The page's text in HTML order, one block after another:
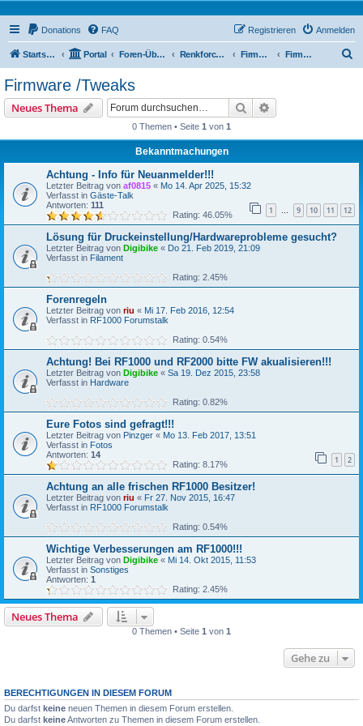
Donations FAQ Anmelden
Registrieren
Startseite Portal Foren-Übersicht Renkforce RF1000 Forum Firmware / Tweaks Firmware /Tweaks
Firmware /Tweaks
Neues Thema Suche
0 Themen • Seite 1 von 1
Bekanntmachungen
Achtung - Info für Neuanmelder!!!
Letzter Beitrag von af0815 « Mo 14. Apr 2025, 15:32
Verfasst in Gäste-Talk
Antworten: 111 1 … 9 10 11 12
Rating: 46.05%
Lösung für Druckeinstellung/Hardwareprobleme gesucht?
Letzter Beitrag von Digibike « Do 21. Feb 2019, 21:09
Verfasst in Filament
Rating: 2.45%
Forenregeln
Letzter Beitrag von riu « Mi 17. Feb 2016, 12:54
Verfasst in RF1000 Forumstalk
Rating: 0.54%
Achtung! Bei RF1000 und RF2000 bitte FW akualisieren!!!
Letzter Beitrag von Digibike « Sa 19. Dez 2015, 23:58
Verfasst in Hardware
Rating: 0.82%
Eure Fotos sind gefragt!!!
Letzter Beitrag von Pinzger « Mo 13. Feb 2017, 13:51
Verfasst in Fotos
Antworten: 14 1 2
Rating: 8.17%
Achtung an alle frischen RF1000 Besitzer!
Letzter Beitrag von riu « Fr 27. Nov 2015, 16:47
Verfasst in RF1000 Forumstalk
Rating: 0.54%
Wichtige Verbesserungen am RF1000!!!
Letzter Beitrag von Digibike « Mi 14. Okt 2015, 11:53
Verfasst in Sonstiges
Antworten: 1
Rating: 2.45%
Neues Thema
0 Themen • Seite 1 von 1
Gehe zu
BERECHTIGUNGEN IN DIESEM FORUM
Du darfst keine neuen Themen in diesem Forum erstellen.
Du darfst keineAntworten zu Themen in diesem Forum erstellen.